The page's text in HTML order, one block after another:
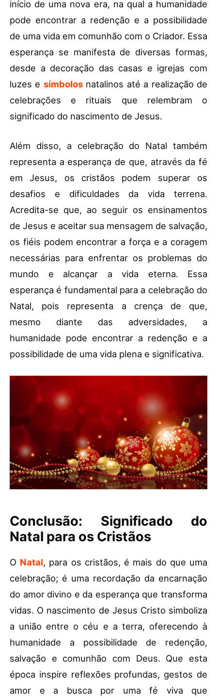
início de uma nova era, na qual a humanidade
pode encontrar a redenção e a possibilidade
de uma vida em comunhão com o Criador. Essa
esperança se manifesta de diversas formas,
desde a decoração das casas e igrejas com
luzes e símbolosnatalinos até a realização de
celebrações e rituais que relembram o
significado do nascimento de Jesus.
Além disso, a celebração do Natal também
representa a esperança de que, através da fé
em Jesus, os cristãos podem superar os
desafios e dificuldades da vida terrena.
Acredita-se que, ao seguir os ensinamentos
de Jesus e aceitar sua mensagem de salvação,
os fiéis podem encontrar a força e a coragem
necessárias para enfrentar os problemas do
mundo e alcançar a vida eterna. Essa
esperança é fundamental para a celebração do
Natal, pois representa a crença de que,
mesmo diante das adversidades, a
humanidade pode encontrar a redenção e a
possibilidade de uma vida plena e significativa.
Conclusão: Significado do
Natal para os Cristãos
O Natal, para os cristãos, é mais do que uma
celebração; é uma recordação da encarnação
do amor divino e da esperança que transforma
vidas. O nascimento de Jesus Cristo simboliza
a união entre o céu e a terra, oferecendo à
humanidade a possibilidade de redenção,
salvação e comunhão com Deus. Que esta
época inspire reflexões profundas, gestos de
amor e a busca por uma fé viva que